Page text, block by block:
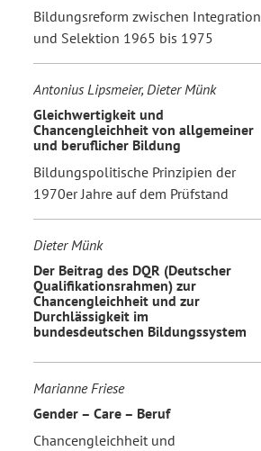
Bildungsreform zwischen Integration
und Selektion 1965 bis 1975
Antonius Lipsmeier, Dieter Münk
Gleichwertigkeit und
Chancengleichheit von allgemeiner
und beruflicher Bildung
Bildungspolitische Prinzipien der
1970er Jahre auf dem Prüfstand
Dieter Münk
Der Beitrag des DQR (Deutscher
Qualifikationsrahmen) zur
Chancengleichheit und zur
Durchlässigkeit im
bundesdeutschen Bildungssystem
Marianne Friese
Gender – Care – Beruf
Chancengleichheit und